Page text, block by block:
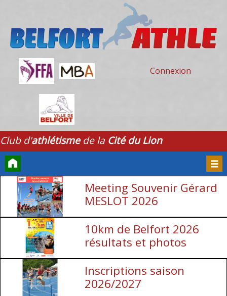
Connexion
Club d'athlétismede la Cité du Lion
Accueil
Meeting Souvenir Gérard
MESLOT 2026
10km de Belfort 2026
résultats et photos
Inscriptions saison
2026/2027